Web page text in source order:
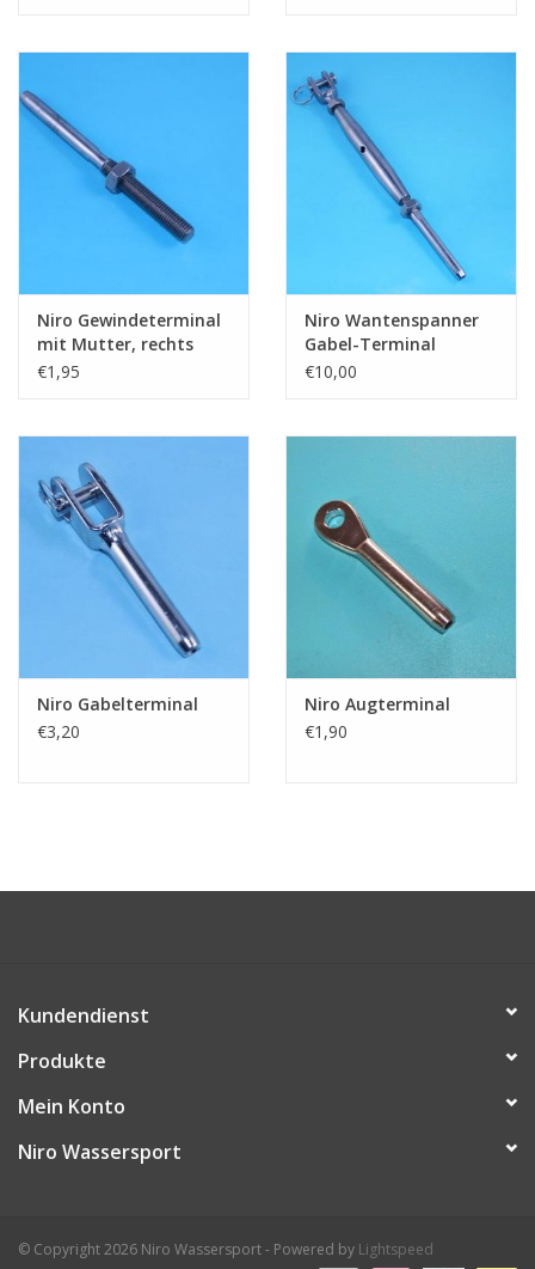
Niro Gewindeterminal
mit Mutter, rechts
€1,95
Niro Wantenspanner
Gabel-Terminal
€10,00
Niro Gabelterminal
€3,20
Niro Augterminal
€1,90
Kundendienst
Produkte
Mein Konto
Niro Wassersport
© Copyright 2026 Niro Wassersport - Powered by Lightspeed